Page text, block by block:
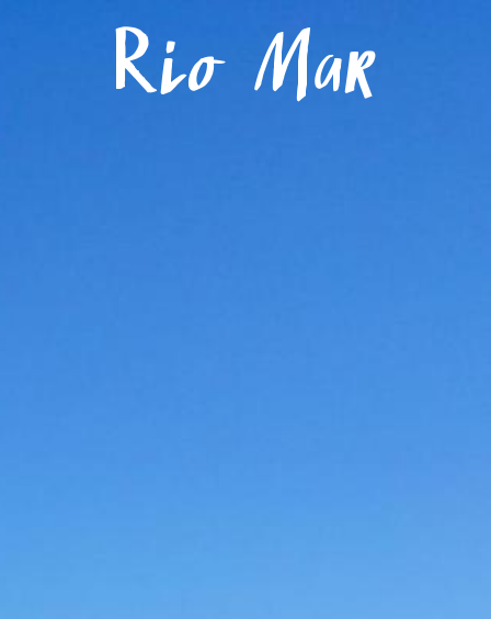
Rio Mar